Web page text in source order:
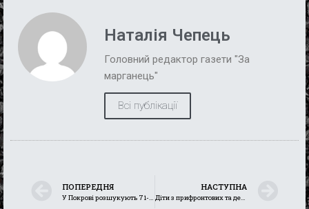
Наталія Чепець
Головний редактор газети "За
марганець"
Всі публікації
ПОПЕРЕДНЯ
У Покрові розшукують 71-річного Миколу Козуба
НАСТУПНА
Діти з прифронтових та деокупованих регіонів зможуть вчитися безпеці у спеціальних мобільних класах